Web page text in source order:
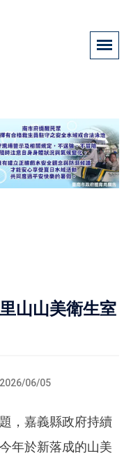
山山美衛生室
2026/06/05
，嘉義縣政府持續
年於新落成的山美